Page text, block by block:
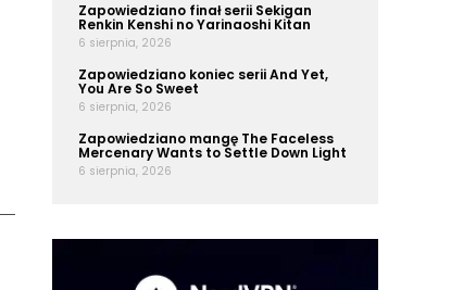
Zapowiedziano finał serii Sekigan
Renkin Kenshi no Yarinaoshi Kitan
6 sierpnia, 2026
Zapowiedziano koniec serii And Yet,
You Are So Sweet
6 sierpnia, 2026
Zapowiedziano mangę The Faceless
Mercenary Wants to Settle Down Light
6 sierpnia, 2026